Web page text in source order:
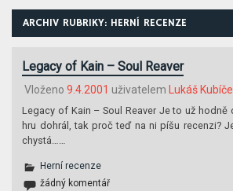
ARCHIV RUBRIKY: HERNÍ RECENZE
Legacy of Kain – Soul Reaver
Vloženo 9.4.2001 uživatelem Lukáš
Legacy of Kain – Soul Reaver Je to už hodně
hru dohrál, tak proč teď na ni píšu recenzi?
chystá……
Herní recenze
žádný komentář